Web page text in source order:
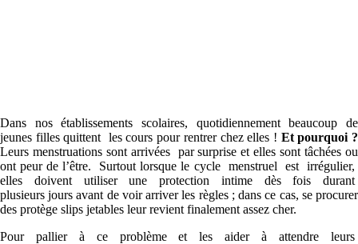
Dans nos établissements scolaires, quotidiennement beaucoup de
jeunes filles quittent les cours pour rentrer chez elles ! Et pourquoi ?
Leurs menstruations sont arrivées par surprise et elles sont tâchées ou
ont peur de l’être. Surtout lorsque le cycle menstruel est irrégulier,
elles doivent utiliser une protection intime dès fois durant
plusieurs jours avant de voir arriver les règles ; dans ce cas, se procurer
des protège slips jetables leur revient finalement assez cher.
Pour pallier à ce problème et les aider à attendre leurs